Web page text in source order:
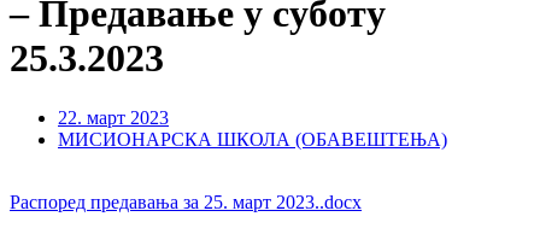
– Предавање у суботу
25.3.2023
22. март 2023
МИСИОНАРСКА ШКОЛА (ОБАВЕШТЕЊА)
Распоред предавања за 25. март 2023..docx